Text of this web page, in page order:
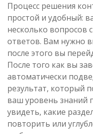
Процесс решения
простой и удобный:
несколько
ответов. Вам нужно
после этого вы
После того как вы
автоматически
результат, который
ваш уровень знаний
увидеть, какие
повторить или